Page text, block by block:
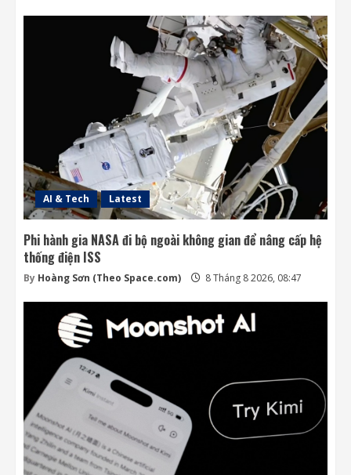
AI & Tech Latest
Phi hành gia NASA đi bộ ngoài không gian để nâng cấp hệ
thống điện ISS
By Hoàng Sơn (Theo Space.com) 8 Tháng 8 2026, 08:47